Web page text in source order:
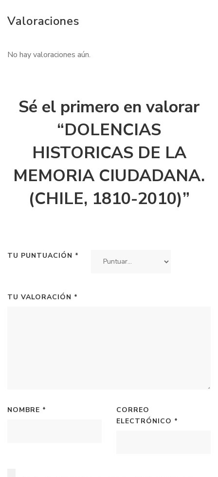
Valoraciones
No hay valoraciones aún.
Sé el primero en valorar
“DOLENCIAS
HISTORICAS DE LA
MEMORIA CIUDADANA.
(CHILE, 1810-2010)”
TU PUNTUACIÓN *
TU VALORACIÓN *
NOMBRE *
CORREO
ELECTRÓNICO *